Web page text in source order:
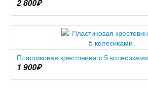
2 800₽
Пластиковая крестовина с 5 колесиками
1 900₽